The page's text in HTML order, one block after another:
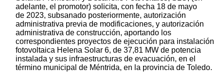
adelante, el promotor) solicita, con fecha 18 de mayo
de 2023, subsanado posteriormente, autorización
administrativa previa de modificaciones, y autorización
administrativa de construcción, aportando los
correspondientes proyectos de ejecución para instalación
fotovoltaica Helena Solar 6, de 37,81 MW de potencia
instalada y sus infraestructuras de evacuación, en el
término municipal de Méntrida, en la provincia de Toledo.